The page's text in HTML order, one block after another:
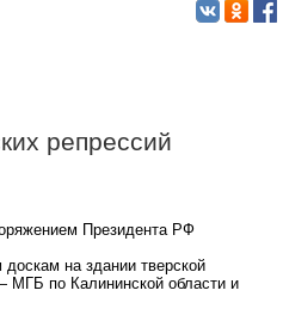
репрессий
Президента РФ
на здании тверской
МГБ по Калининской области и